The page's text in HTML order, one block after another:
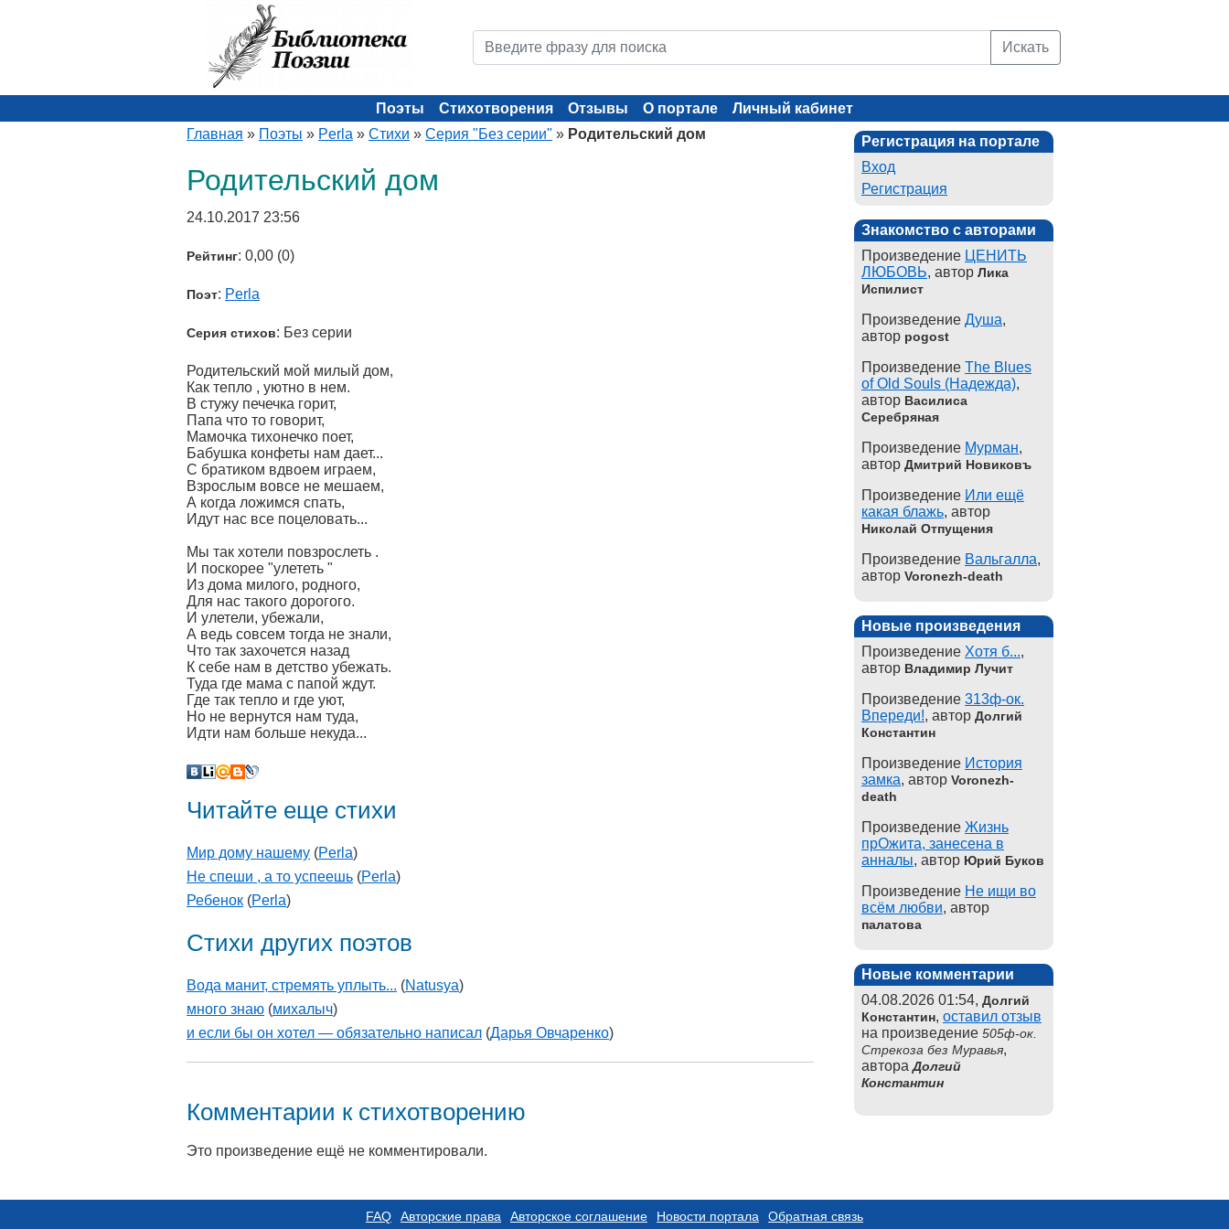
Искать
Поэты Стихотворения Отзывы О портале
Личный кабинет
Главная » Поэты » Perla » Стихи » Серия "Без серии" » Родительский дом
Родительский дом
24.10.2017 23:56
Рейтинг: 0,00 (0)
Поэт: Perla
Серия стихов: Без серии
Родительский мой милый дом,
Как тепло , уютно в нем.
В стужу печечка горит,
Папа что то говорит,
Мамочка тихонечко поет,
Бабушка конфеты нам дает...
С братиком вдвоем играем,
Взрослым вовсе не мешаем,
А когда ложимся спать,
Идут нас все поцеловать...
Мы так хотели повзрослеть .
И поскорее "улететь "
Из дома милого, родного,
Для нас такого дорогого.
И улетели, убежали,
А ведь совсем тогда не знали,
Что так захочется назад
К себе нам в детство убежать.
Туда где мама с папой ждут.
Где так тепло и где уют,
Но не вернутся нам туда,
Идти нам больше некуда...
Читайте еще стихи
Мир дому нашему (Perla)
Не спеши , а то успеешь (Perla)
Ребенок (Perla)
Стихи других поэтов
Вода манит, стремять уплыть... (Natusya)
много знаю (михалыч)
и если бы он хотел — обязательно написал (Дарья Овчаренко)
Комментарии к стихотворению
Это произведение ещё не комментировали.
Регистрация на портале
Вход
Регистрация
Знакомство с авторами
Произведение ЦЕНИТЬ
ЛЮБОВЬ, автор Лика
Испилист
Произведение Душа,
автор pogost
Произведение The Blues
of Old Souls (Надежда),
автор Василиса
Серебряная
Произведение Мурман,
автор Дмитрий Новиковъ
Произведение Или ещё
какая блажь, автор
Николай Отпущения
Произведение Вальгалла,
автор Voronezh-death
Новые произведения
Произведение Хотя б...,
автор Владимир Лучит
Произведение 313ф-ок.
Впереди!, автор Долгий
Константин
Произведение История
замка, автор Voronezh-
death
Произведение Жизнь
прОжита, занесена в
анналы, автор Юрий Буков
Произведение Не ищи во
всём любви, автор
палатова
Новые комментарии
04.08.2026 01:54, Долгий
Константин, оставил отзыв
на произведение 505ф-ок.
Стрекоза без Муравья,
автораДолгий
Константин
FAQ Авторские права Авторское соглашение Новости портала Обратная связь